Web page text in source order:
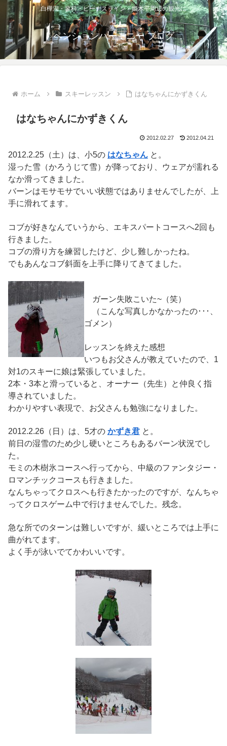
白樺湖・蓼科・ビーナスライン・姫木平周辺の観光に
ペンションハーモニー ブログ
ホーム スキーレッスン はなちゃんにかずきくん
はなちゃんにかずきくん
2012.02.27 2012.04.21
2012.2.25（土）は、小5の はなちゃん と。
湿った雪（かろうじて雪）が降っており、ウェアが濡れる
なか滑ってきました。
バーンはモサモサでいい状態ではありませんでしたが、上
手に滑れてます。
コブが好きなんていうから、エキスパートコースへ2回も
行きました。
コブの滑り方を練習したけど、少し難しかったね。
でもあんなコブ斜面を上手に降りてきてました。
ガーン失敗こいた~（笑）
（こんな写真しかなかったの･･･、
ゴメン）
レッスンを終えた感想
いつもお父さんが教えていたので、1
対1のスキーに娘は緊張していました。
2本・3本と滑っていると、オーナー（先生）と仲良く指
導されていました。
わかりやすい表現で、お父さんも勉強になりました。
2012.2.26（日）は、5才の かずき君 と。
前日の湿雪のため少し硬いところもあるバーン状況でし
た。
モミの木樹氷コースへ行ってから、中級のファンタジー・
ロマンチックコースも行きました。
なんちゃってクロスへも行きたかったのですが、なんちゃ
ってクロスゲーム中で行けませんでした。残念。
急な所でのターンは難しいですが、緩いところでは上手に
曲がれてます。
よく手が泳いでてかわいいです。